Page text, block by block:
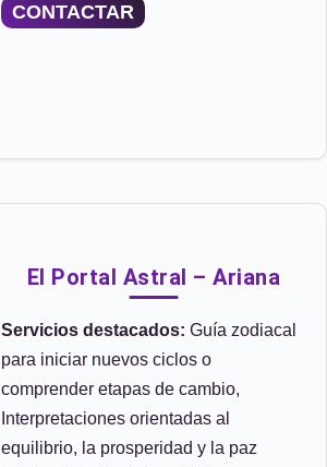
CONTACTAR
El Portal Astral – Ariana
Servicios destacados: Guía zodiacal
para iniciar nuevos ciclos o
comprender etapas de cambio,
Interpretaciones orientadas al
equilibrio, la prosperidad y la paz